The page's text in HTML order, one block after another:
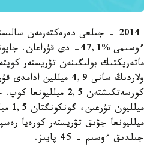
2014 - جىلعى دەرەكتەرمەن
ءوسىمى %47,1- دى
ولاردىڭ سانى 4,9
ميلليونعا جۋىق تۋريستەر كورەيا
جىلدىق ءوسىم - 45 پايىز.